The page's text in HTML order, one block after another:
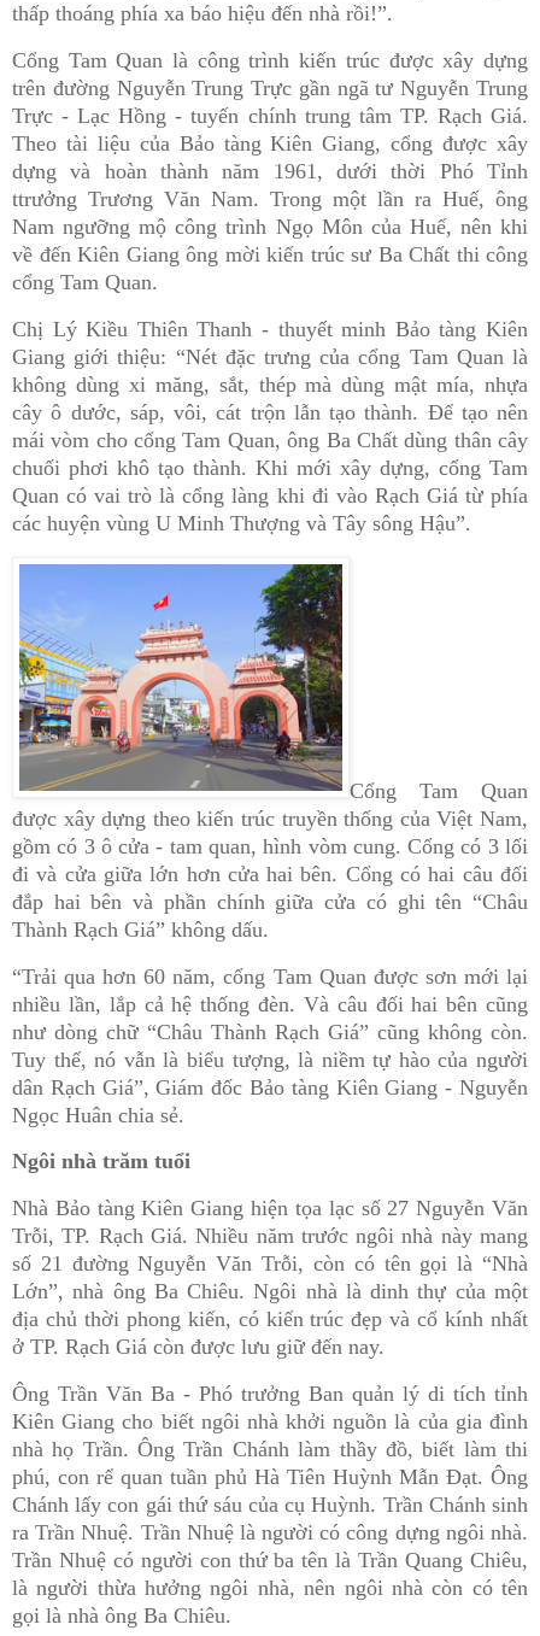
thấp thoáng phía xa báo hiệu đến nhà rồi!”.
Cổng Tam Quan là công trình kiến trúc được xây dựng
trên đường Nguyễn Trung Trực gần ngã tư Nguyễn Trung
Trực - Lạc Hồng - tuyến chính trung tâm TP. Rạch Giá.
Theo tài liệu của Bảo tàng Kiên Giang, cổng được xây
dựng và hoàn thành năm 1961, dưới thời Phó Tỉnh
ttrưởng Trương Văn Nam. Trong một lần ra Huế, ông
Nam ngưỡng mộ công trình Ngọ Môn của Huế, nên khi
về đến Kiên Giang ông mời kiến trúc sư Ba Chất thi công
cổng Tam Quan.
Chị Lý Kiều Thiên Thanh - thuyết minh Bảo tàng Kiên
Giang giới thiệu: “Nét đặc trưng của cổng Tam Quan là
không dùng xi măng, sắt, thép mà dùng mật mía, nhựa
cây ô dước, sáp, vôi, cát trộn lẫn tạo thành. Để tạo nên
mái vòm cho cổng Tam Quan, ông Ba Chất dùng thân cây
chuối phơi khô tạo thành. Khi mới xây dựng, cổng Tam
Quan có vai trò là cổng làng khi đi vào Rạch Giá từ phía
các huyện vùng U Minh Thượng và Tây sông Hậu”.
Cổng Tam Quan
được xây dựng theo kiến trúc truyền thống của Việt Nam,
gồm có 3 ô cửa - tam quan, hình vòm cung. Cổng có 3 lối
đi và cửa giữa lớn hơn cửa hai bên. Cổng có hai câu đối
đắp hai bên và phần chính giữa cửa có ghi tên “Châu
Thành Rạch Giá” không dấu.
“Trải qua hơn 60 năm, cổng Tam Quan được sơn mới lại
nhiều lần, lắp cả hệ thống đèn. Và câu đối hai bên cũng
như dòng chữ “Châu Thành Rạch Giá” cũng không còn.
Tuy thế, nó vẫn là biểu tượng, là niềm tự hào của người
dân Rạch Giá”, Giám đốc Bảo tàng Kiên Giang - Nguyễn
Ngọc Huân chia sẻ.
Ngôi nhà trăm tuổi
Nhà Bảo tàng Kiên Giang hiện tọa lạc số 27 Nguyễn Văn
Trỗi, TP. Rạch Giá. Nhiều năm trước ngôi nhà này mang
số 21 đường Nguyễn Văn Trỗi, còn có tên gọi là “Nhà
Lớn”, nhà ông Ba Chiêu. Ngôi nhà là dinh thự của một
địa chủ thời phong kiến, có kiến trúc đẹp và cổ kính nhất
ở TP. Rạch Giá còn được lưu giữ đến nay.
Ông Trần Văn Ba - Phó trưởng Ban quản lý di tích tỉnh
Kiên Giang cho biết ngôi nhà khởi nguồn là của gia đình
nhà họ Trần. Ông Trần Chánh làm thầy đồ, biết làm thi
phú, con rể quan tuần phủ Hà Tiên Huỳnh Mẫn Đạt. Ông
Chánh lấy con gái thứ sáu của cụ Huỳnh. Trần Chánh sinh
ra Trần Nhuệ. Trần Nhuệ là người có công dựng ngôi nhà.
Trần Nhuệ có người con thứ ba tên là Trần Quang Chiêu,
là người thừa hưởng ngôi nhà, nên ngôi nhà còn có tên
gọi là nhà ông Ba Chiêu.